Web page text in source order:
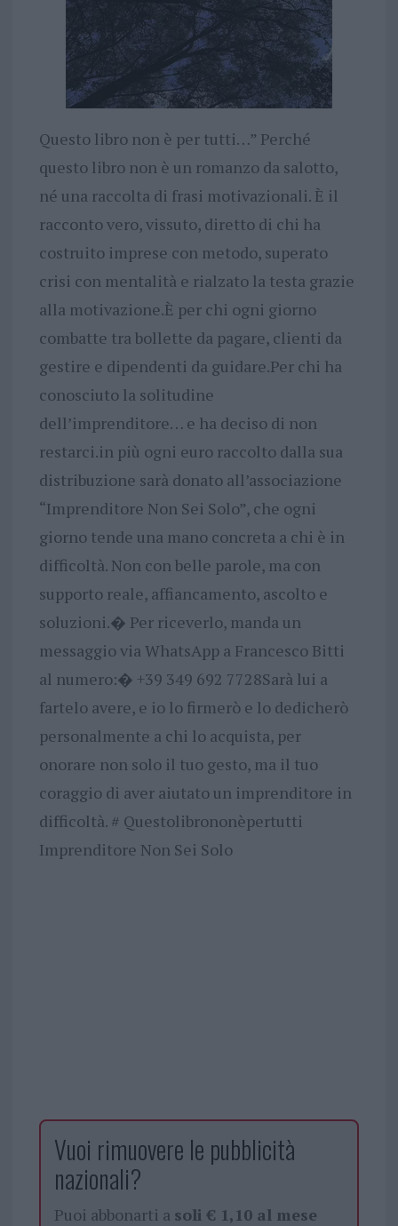
Questo libro non è per tutti…” Perché
questo libro non è un romanzo da salotto,
né una raccolta di frasi motivazionali. È il
racconto vero, vissuto, diretto di chi ha
costruito imprese con metodo, superato
crisi con mentalità e rialzato la testa grazie
alla motivazione.È per chi ogni giorno
combatte tra bollette da pagare, clienti da
gestire e dipendenti da guidare.Per chi ha
conosciuto la solitudine
dell’imprenditore… e ha deciso di non
restarci.in più ogni euro raccolto dalla sua
distribuzione sarà donato all’associazione
“Imprenditore Non Sei Solo”, che ogni
giorno tende una mano concreta a chi è in
difficoltà. Non con belle parole, ma con
supporto reale, affiancamento, ascolto e
soluzioni.� Per riceverlo, manda un
messaggio via WhatsApp a Francesco Bitti
al numero:� +39 349 692 7728Sarà lui a
fartelo avere, e io lo firmerò e lo dedicherò
personalmente a chi lo acquista, per
onorare non solo il tuo gesto, ma il tuo
coraggio di aver aiutato un imprenditore in
difficoltà. # Questolibrononèpertutti
Imprenditore Non Sei Solo
Vuoi rimuovere le pubblicità
nazionali?
Puoi abbonarti a soli € 1,10 al mese